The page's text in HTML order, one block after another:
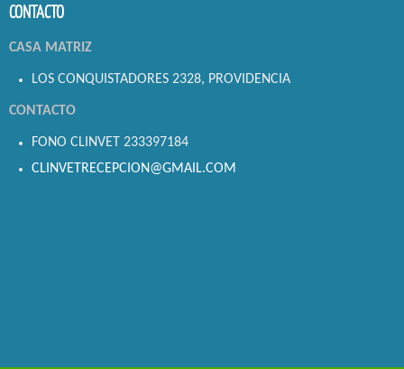
CONTACTO
CASA MATRIZ
LOS CONQUISTADORES 2328, PROVIDENCIA
CONTACTO
FONO CLINVET 233397184
CLINVETRECEPCION@GMAIL.COM